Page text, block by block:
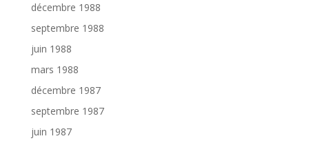
décembre 1988
septembre 1988
juin 1988
mars 1988
décembre 1987
septembre 1987
juin 1987